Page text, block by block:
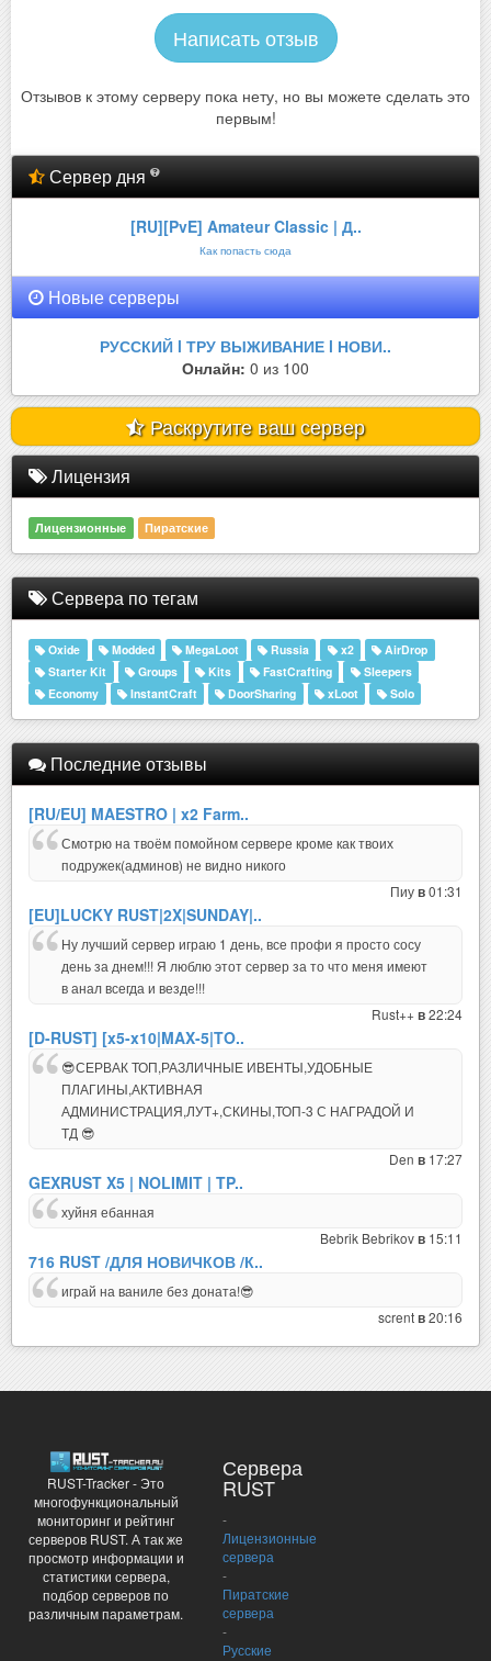
Написать отзыв
Отзывов к этому серверу пока нету, но вы можете сделать это
первым!
Сервер дня
[RU][PvE] Amateur Classic | Д..
Как попасть сюда
Новые серверы
РУССКИЙ l ТРУ ВЫЖИВАНИЕ l НОВИ..
Онлайн: 0 из 100
Раскрутите ваш сервер
Лицензия
Лицензионные Пиратские
Сервера по тегам
Oxide Modded MegaLoot Russia x2
AirDrop
Starter Kit
Groups Kits FastCrafting
Sleepers
Economy
InstantCraft DoorSharing xLoot Solo
Последние отзывы
[RU/EU] MAESTRO | x2 Farm..
Смотрю на твоём помойном сервере кроме как твоих
подружек(админов) не видно никого
Пиув01:31
[EU]LUCKY RUST|2X|SUNDAY|..
Ну лучший сервер играю 1 день, все профи я просто сосу
день за днем!!! Я люблю этот сервер за то что меня имеют
в анал всегда и везде!!!
Rust++ в22:24
[D-RUST] [x5-x10|MAX-5|TO..
😎СЕРВАК ТОП,РАЗЛИЧНЫЕ ИВЕНТЫ,УДОБНЫЕ
ПЛАГИНЫ,АКТИВНАЯ
АДМИНИСТРАЦИЯ,ЛУТ+,СКИНЫ,ТОП-3 С НАГРАДОЙ И
ТД 😎
Den в 17:27
GEXRUST X5 | NOLIMIT | TP..
хуйня ебанная
Bebrik Bebrikovв 15:11
716 RUST /ДЛЯ НОВИЧКОВ /К..
играй на ваниле без доната!😎
screntв20:16
RUST-Tracker - Это
многофункциональный
мониторинг и рейтинг
серверов RUST. А так же
просмотр информации и
статистики сервера,
подбор серверов по
различным параметрам.
Сервера
RUST
-
Лицензионные
сервера
-
Пиратские
сервера
-
Русские